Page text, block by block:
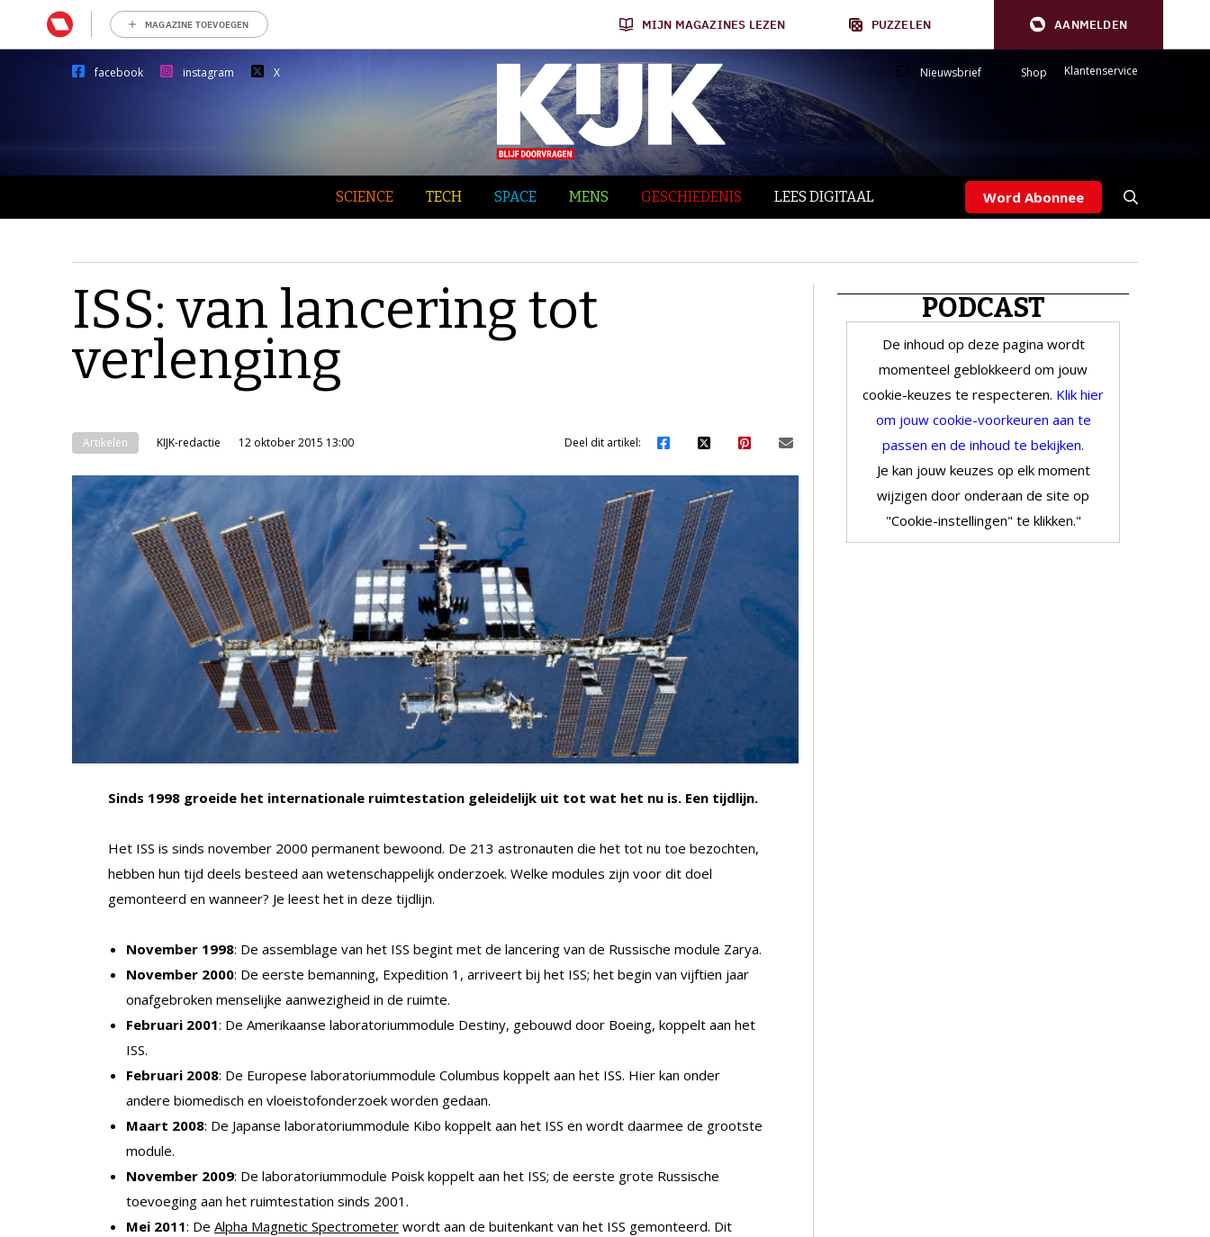
MAGAZINE TOEVOEGEN MIJN MAGAZINES LEZEN PUZZELEN AANMELDEN
facebook instagram X Nieuwsbrief Shop Klantenservice
SCIENCE TECH SPACE MENS GESCHIEDENIS LEES DIGITAAL Word Abonnee
ISS: van lancering tot
verlenging
Artikelen KIJK-redactie 12 oktober 2015 13:00 Deel dit artikel:
Sinds 1998 groeide het internationale ruimtestation geleidelijk uit tot wat het nu is. Een tijdlijn.
Het ISS is sinds november 2000 permanent bewoond. De 213 astronauten die het tot nu toe bezochten,
hebben hun tijd deels besteed aan wetenschappelijk onderzoek. Welke modules zijn voor dit doel
gemonteerd en wanneer? Je leest het in deze tijdlijn.
November 1998: De assemblage van het ISS begint met de lancering van de Russische module Zarya.
November 2000: De eerste bemanning, Expedition 1, arriveert bij het ISS; het begin van vijftien jaar
onafgebroken menselijke aanwezigheid in de ruimte.
Februari 2001: De Amerikaanse laboratoriummodule Destiny, gebouwd door Boeing, koppelt aan het
ISS.
Februari 2008: De Europese laboratoriummodule Columbus koppelt aan het ISS. Hier kan onder
andere biomedisch en vloeistofonderzoek worden gedaan.
Maart 2008: De Japanse laboratoriummodule Kibo koppelt aan het ISS en wordt daarmee de grootste
module.
November 2009: De laboratoriummodule Poisk koppelt aan het ISS; de eerste grote Russische
toevoeging aan het ruimtestation sinds 2001.
Mei 2011: De Alpha Magnetic Spectrometer wordt aan de buitenkant van het ISS gemonteerd. Dit
PODCAST
De inhoud op deze pagina wordt
momenteel geblokkeerd om jouw
cookie-keuzes te respecteren. Klik hier
om jouw cookie-voorkeuren aan te
passen en de inhoud te bekijken.
Je kan jouw keuzes op elk moment
wijzigen door onderaan de site op
"Cookie-instellingen" te klikken."